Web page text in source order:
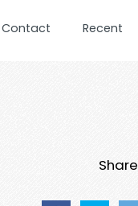
Contact Recent
Share